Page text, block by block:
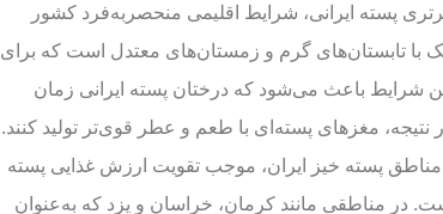
پسته ایرانی، شرایط اقلیمی منحصر‌به‌فرد کشور
با تابستان‌های گرم و زمستان‌های معتدل است که برای
شرایط باعث می‌شود که درختان پسته ایرانی زمان
نتیجه، مغزهای پسته‌ای با طعم و عطر قوی‌تر تولید کنند.
مناطق پسته خیز ایران، موجب تقویت ارزش غذایی پسته
در مناطقی مانند کرمان، خراسان و یزد که به‌عنوان